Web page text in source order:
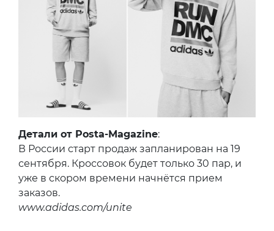
Детали от Posta-Magazine:
В России старт продаж запланирован на 19
сентября. Кроссовок будет только 30 пар, и
уже в скором времени начнётся прием
заказов.
www.adidas.com/unite